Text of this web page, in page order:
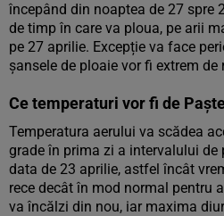
începând din noaptea de 27 spre
de timp în care va ploua, pe arii
pe 27 aprilie. Excepție va face
șansele de ploaie vor fi extrem de
Ce temperaturi vor fi de
Temperatura aerului va scădea
grade în prima zi a intervalului de
data de 23 aprilie, astfel încât
rece decât în mod normal pentru
va încălzi din nou, iar maxima